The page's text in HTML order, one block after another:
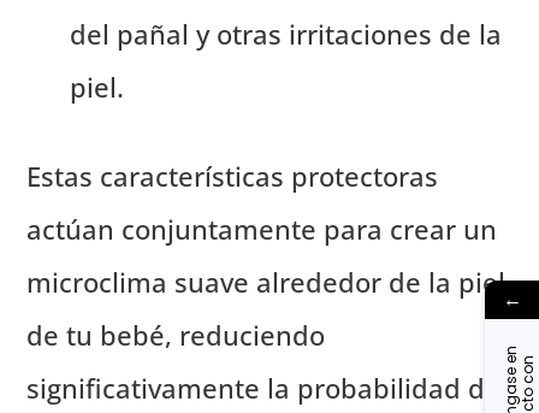
del pañal y otras irritaciones de la
piel.
Estas características protectoras
actúan conjuntamente para crear un
microclima suave alrededor de la piel
de tu bebé, reduciendo
significativamente la probabilidad de
←
P
ó
n
g
a
s
e
n
c
o
n
t
a
c
t
o
o
n
o
s
o
t
r
o